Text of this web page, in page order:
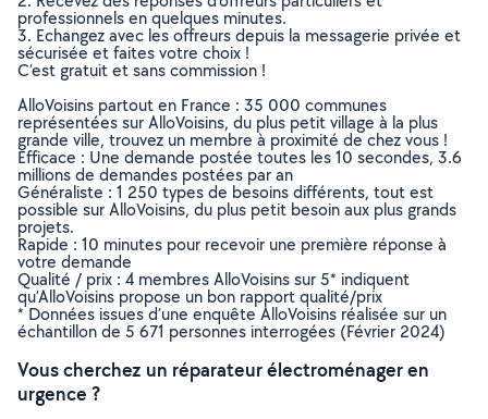
professionnels en quelques minutes.
3. Echangez avec les offreurs depuis la messagerie privée et
sécurisée et faites votre choix !
C’est gratuit et sans commission !
AlloVoisins partout en France : 35 000 communes
représentées sur AlloVoisins, du plus petit village à la plus
grande ville, trouvez un membre à proximité de chez vous !
Efficace : Une demande postée toutes les 10 secondes, 3.6
millions de demandes postées par an
Généraliste : 1 250 types de besoins différents, tout est
possible sur AlloVoisins, du plus petit besoin aux plus grands
projets.
Rapide : 10 minutes pour recevoir une première réponse à
votre demande
Qualité / prix : 4 membres AlloVoisins sur 5* indiquent
qu’AlloVoisins propose un bon rapport qualité/prix
* Données issues d’une enquête AlloVoisins réalisée sur un
échantillon de 5 671 personnes interrogées (Février 2024)
Vous cherchez un réparateur électroménager en
urgence ?